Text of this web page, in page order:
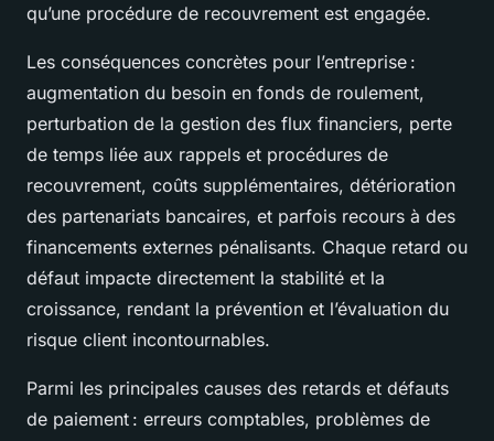
qu’une procédure de recouvrement est engagée.
Les conséquences concrètes pour l’entreprise :
augmentation du besoin en fonds de roulement,
perturbation de la gestion des flux financiers, perte
de temps liée aux rappels et procédures de
recouvrement, coûts supplémentaires, détérioration
des partenariats bancaires, et parfois recours à des
financements externes pénalisants. Chaque retard ou
défaut impacte directement la stabilité et la
croissance, rendant la prévention et l’évaluation du
risque client incontournables.
Parmi les principales causes des retards et défauts
de paiement : erreurs comptables, problèmes de